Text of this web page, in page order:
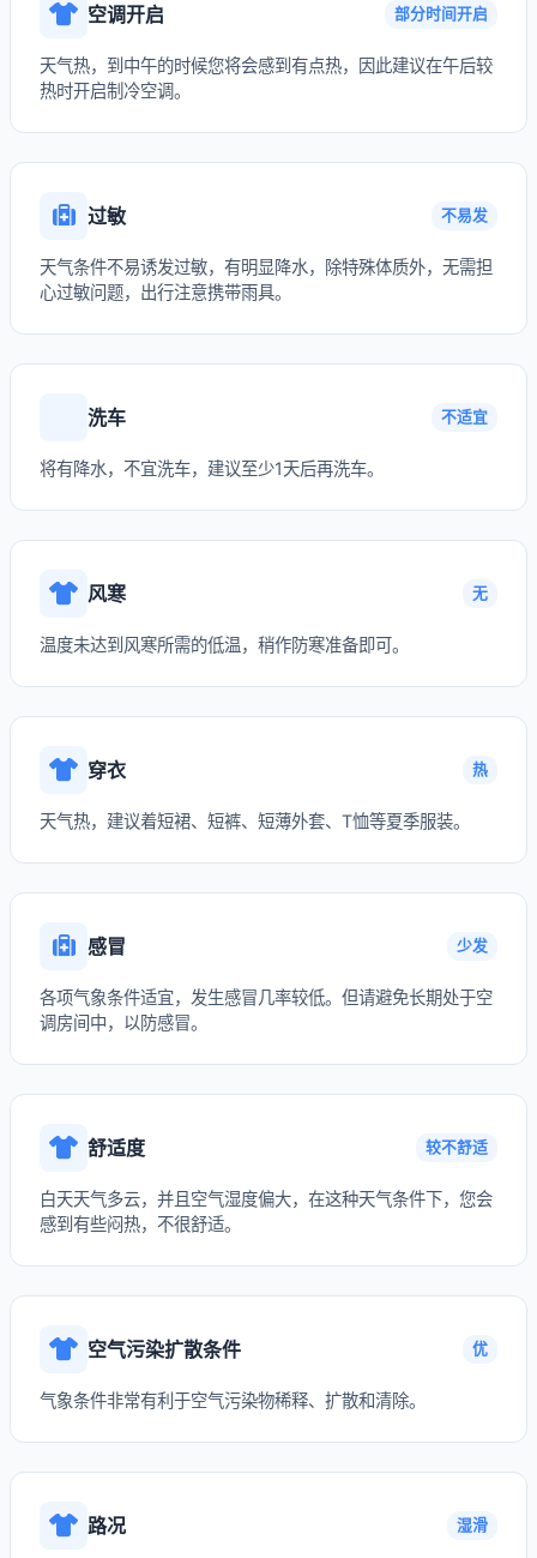
空调开启 部分时间开启
天气热，到中午的时候您将会感到有点热，因此建议在午后较
热时开启制冷空调。
过敏 不易发
天气条件不易诱发过敏，有明显降水，除特殊体质外，无需担
心过敏问题，出行注意携带雨具。
洗车 不适宜
将有降水，不宜洗车，建议至少1天后再洗车。
风寒 无
温度未达到风寒所需的低温，稍作防寒准备即可。
穿衣 热
天气热，建议着短裙、短裤、短薄外套、T恤等夏季服装。
感冒 少发
各项气象条件适宜，发生感冒几率较低。但请避免长期处于空
调房间中，以防感冒。
舒适度 较不舒适
白天天气多云，并且空气湿度偏大，在这种天气条件下，您会
感到有些闷热，不很舒适。
空气污染扩散条件 优
气象条件非常有利于空气污染物稀释、扩散和清除。
路况 湿滑